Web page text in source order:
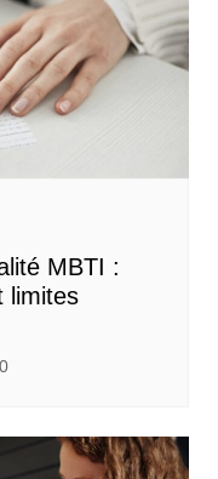
MBTI :
limites
0